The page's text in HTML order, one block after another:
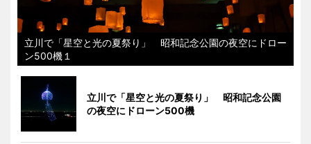
立川で「星空と光の夏祭り」 昭和記念公園の夜空にドロー
ン500機１
立川で「星空と光の夏祭り」 昭和記念公園
の夜空にドローン500機